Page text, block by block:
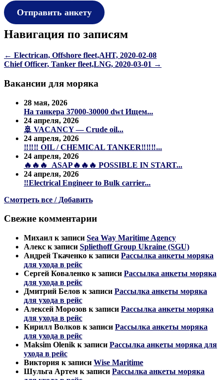
Отправить анкету
Навигация по записям
← Electrican, Offshore fleet,AHT, 2020-02-08
Chief Officer, Tanker fleet,LNG, 2020-03-01 →
Вакансии для моряка
28 мая, 2026
На танкера 37000-30000 dwt Ищем...
24 апреля, 2026
🚢 VACANCY — Crude oil...
24 апреля, 2026
‼️‼️‼️ OIL / CHEMICAL TANKER‼️‼️‼️...
24 апреля, 2026
🔥🔥🔥 ASAP🔥🔥🔥 POSSIBLE IN START...
24 апреля, 2026
‼️Electrical Engineer to Bulk carrier...
Смотреть все / Добавить
Свежие комментарии
Михаил к записи Sea Way Maritime Agency
Алекс к записи Spliethoff Group Ukraine (SGU)
Андрей Ткаченко к записи Рассылка анкеты моряка
для ухода в рейс
Сергей Коваленко к записи Рассылка анкеты моряка
для ухода в рейс
Дмитрий Белов к записи Рассылка анкеты моряка
для ухода в рейс
Алексей Морозов к записи Рассылка анкеты моряка
для ухода в рейс
Кирилл Волков к записи Рассылка анкеты моряка
для ухода в рейс
Maksim Olenik к записи Рассылка анкеты моряка для
ухода в рейс
Виктория к записи Wise Maritime
Шульга Артем к записи Рассылка анкеты моряка